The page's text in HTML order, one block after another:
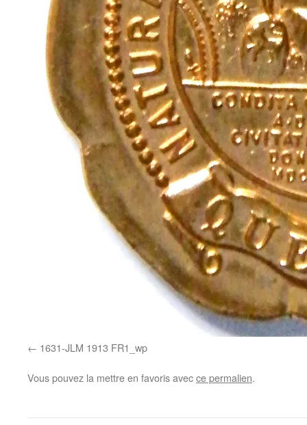
1631-JLM 1913 FR1_wp
Vous pouvez la mettre en favoris avecce permalien.